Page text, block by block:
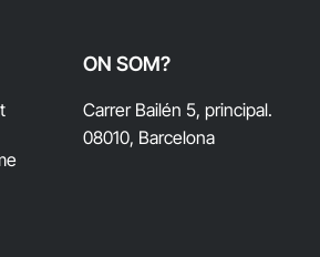
ON SOM?
Carrer Bailén 5, principal.
08010, Barcelona